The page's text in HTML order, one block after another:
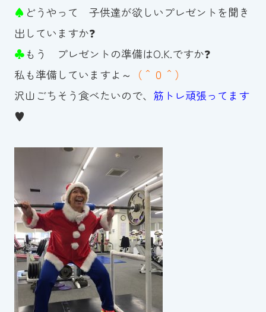
♠ どうやって 子供達が欲しいプレゼントを聞き
出していますか❓
♣もう プレゼントの準備はO.K.ですか❓
私も準備していますよ～
（＾０＾）
沢山ごちそう食べたいので、 筋トレ頑張ってます
♥